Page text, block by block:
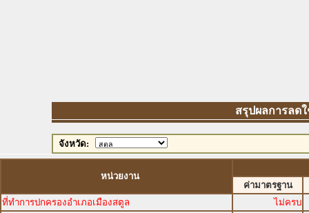
สรุปผลการลดใช้
จังหวัด:
หน่วยงาน
ค่ามาตรฐาน
ที่ทำการปกครองอำเภอเมืองสตูล
ไม่ครบ